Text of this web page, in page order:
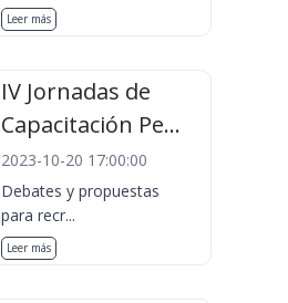
Leer más
IV Jornadas de
Capacitación Pe...
2023-10-20 17:00:00
Debates y propuestas
para recr...
Leer más